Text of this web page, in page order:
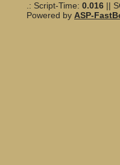
.: Script-Time: 0.016 ||
Powered by ASP-